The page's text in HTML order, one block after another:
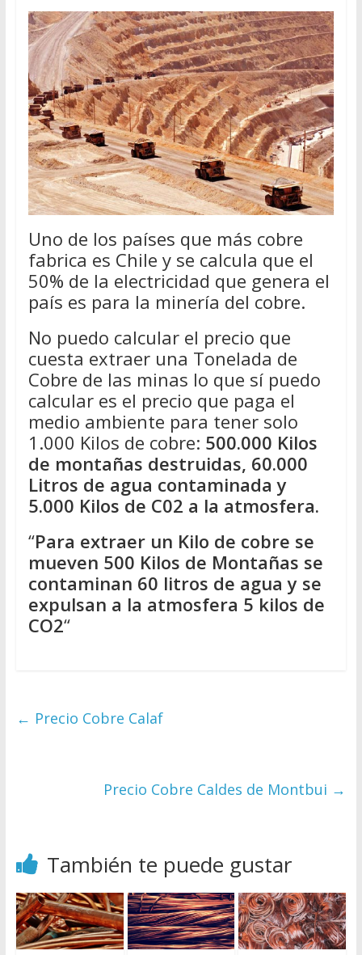
Uno de los países que más cobre
fabrica es Chile y se calcula que el
50% de la electricidad que genera el
país es para la minería del cobre.
No puedo calcular el precio que
cuesta extraer una Tonelada de
Cobre de las minas lo que sí puedo
calcular es el precio que paga el
medio ambiente para tener solo
1.000 Kilos de cobre: 500.000 Kilos
de montañas destruidas, 60.000
Litros de agua contaminada y
5.000 Kilos de C02 a la atmosfera.
“Para extraer un Kilo de cobre se
mueven 500 Kilos de Montañas se
contaminan 60 litros de agua y se
expulsan a la atmosfera 5 kilos de
CO2“
← Precio Cobre Calaf
Precio Cobre Caldes de Montbui →
También te puede gustar